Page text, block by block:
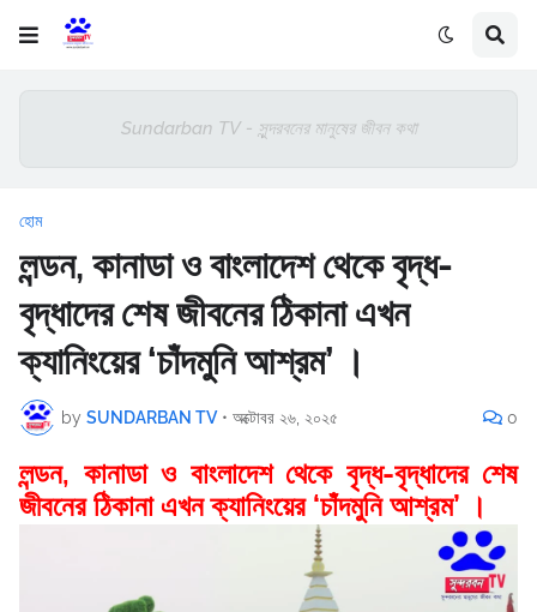
Sundarban TV - সুন্দরবনের মানুষের জীবন কথা
হোম
লন্ডন, কানাডা ও বাংলাদেশ থেকে বৃদ্ধ-
বৃদ্ধাদের শেষ জীবনের ঠিকানা এখন
ক্যানিংয়ের ‘চাঁদমুনি আশ্রম’ ।
by SUNDARBAN TV • অক্টোবর ২৬, ২০২৫ 0
লন্ডন, কানাডা ও বাংলাদেশ থেকে বৃদ্ধ-বৃদ্ধাদের শেষ
জীবনের ঠিকানা এখন ক্যানিংয়ের ‘চাঁদমুনি আশ্রম’ ।